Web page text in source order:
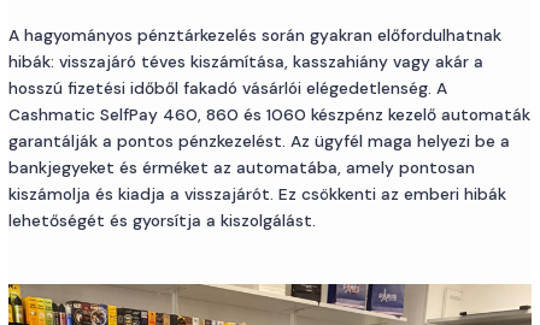
A hagyományos pénztárkezelés során gyakran előfordulhatnak
hibák: visszajáró téves kiszámítása, kasszahiány vagy akár a
hosszú fizetési időből fakadó vásárlói elégedetlenség. A
Cashmatic SelfPay 460, 860 és 1060 készpénz kezelő automaták
garantálják a pontos pénzkezelést. Az ügyfél maga helyezi be a
bankjegyeket és érméket az automatába, amely pontosan
kiszámolja és kiadja a visszajárót. Ez csökkenti az emberi hibák
lehetőségét és gyorsítja a kiszolgálást.